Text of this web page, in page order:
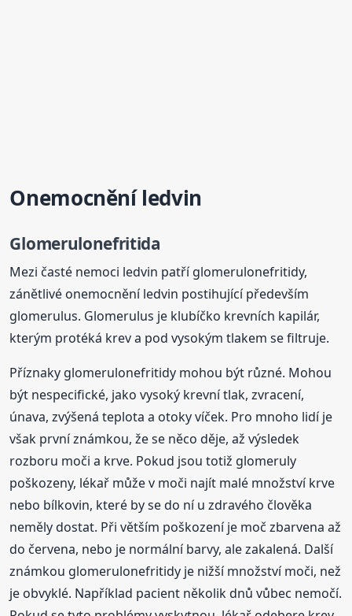
Onemocnění ledvin
Glomerulonefritida
Mezi časté nemoci ledvin patří glomerulonefritidy,
zánětlivé onemocnění ledvin postihující především
glomerulus. Glomerulus je klubíčko krevních kapilár,
kterým protéká krev a pod vysokým tlakem se filtruje.
Příznaky glomerulonefritidy mohou být různé. Mohou
být nespecifické, jako vysoký krevní tlak, zvracení,
únava, zvýšená teplota a otoky víček. Pro mnoho lidí je
však první známkou, že se něco děje, až výsledek
rozboru moči a krve. Pokud jsou totiž glomeruly
poškozeny, lékař může v moči najít malé množství krve
nebo bílkovin, které by se do ní u zdravého člověka
neměly dostat. Při větším poškození je moč zbarvena až
do červena, nebo je normální barvy, ale zakalená. Další
známkou glomerulonefritidy je nižší množství moči, než
je obvyklé. Například pacient několik dnů vůbec nemočí.